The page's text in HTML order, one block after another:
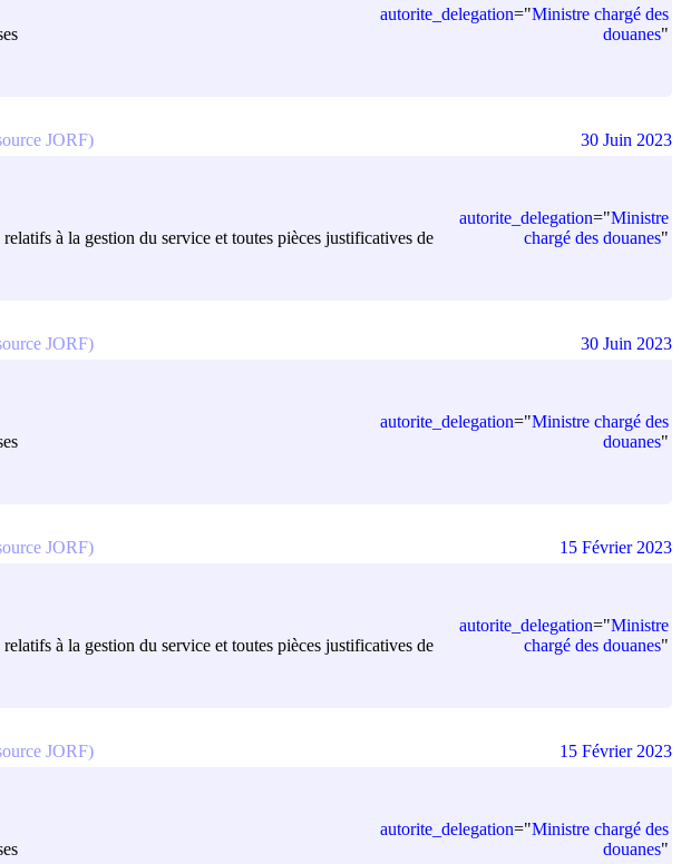
autorite_delegation="Ministre chargé des
douanes"
à la gestion du service et toutes pièces justificatives de
autorite_delegation="Ministre
chargé des douanes"
JORF) 30 Juin 2023
autorite_delegation="Ministre chargé des
douanes"
JORF) 30 Juin 2023
à la gestion du service et toutes pièces justificatives de
autorite_delegation="Ministre
chargé des douanes"
JORF) 15 Février 2023
autorite_delegation="Ministre chargé des
douanes"
JORF) 15 Février 2023